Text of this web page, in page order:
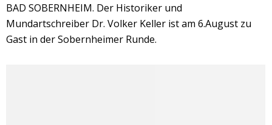
BAD SOBERNHEIM. Der Historiker und
Mundartschreiber Dr. Volker Keller ist am 6.August zu
Gast in der Sobernheimer Runde.